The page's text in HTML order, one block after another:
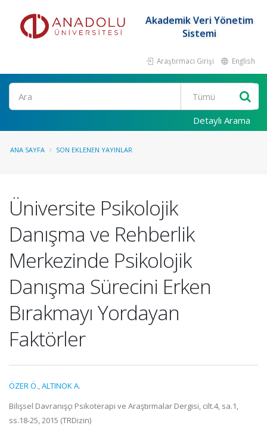
Akademik Veri Yönetim
Sistemi
Araştırmacı Girişi English
Ara
Detaylı Arama
ANA SAYFA SON EKLENEN YAYINLAR
Üniversite Psikolojik
Danışma ve Rehberlik
Merkezinde Psikolojik
Danışma Sürecini Erken
Bırakmayı Yordayan
Faktörler
ÖZER Ö.,ALTINOK A.
Bilişsel Davranışçı Psikoterapi ve Araştırmalar Dergisi, cilt.4, sa.1,
ss.18-25, 2015 (TRDizin)